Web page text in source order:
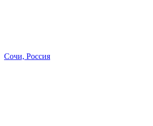
Сочи, Россия